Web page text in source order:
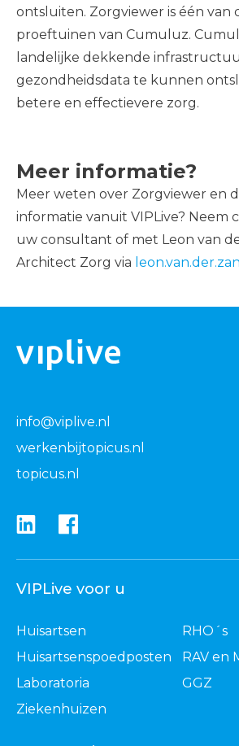
ontsluiten. Zorgviewer is één van
proeftuinen van Cumuluz.
landelijke dekkende
gezondheidsdata te kunnen
betere en effectievere zorg.
Meer informatie?
Meer weten over Zorgviewer en
informatie vanuit VIPLive? Neem
uw consultant of met Leon van
Architect Zorg via
info@viplive.nl
werkenbijtopicus.nl
topicus.nl
VIPLive voor u
Huisartsen
RHO´s
Huisartsenspoedposten
RAV en
Laboratoria
GGZ
Ziekenhuizen